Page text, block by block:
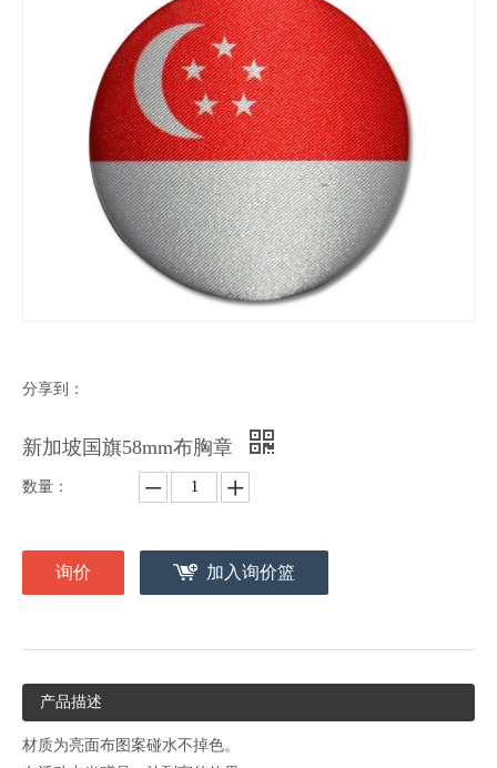
分享到：
新加坡国旗58mm布胸章
数量：
询价 加入询价篮
产品描述
材质为亮面布图案碰水不掉色。